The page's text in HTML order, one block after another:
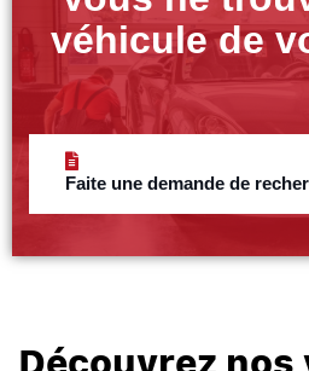
véhicule de
Faite une demande de